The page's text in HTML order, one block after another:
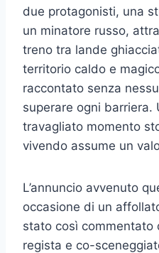
due protagonisti, una
un minatore russo,
treno tra lande
territorio caldo e
raccontato senza
superare ogni barriera.
travagliato momento
vivendo assume un
L’annuncio avvenuto
occasione di un
stato così commentato
regista e co-